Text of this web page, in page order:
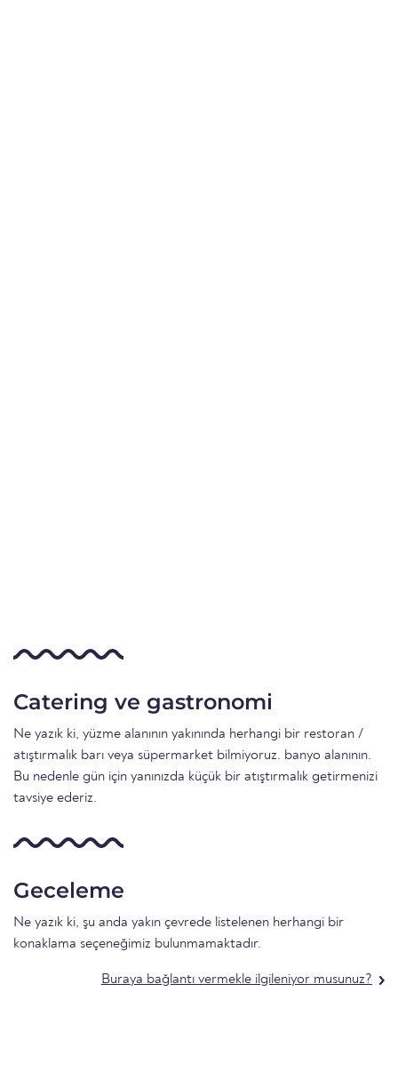
Catering ve gastronomi
Ne yazık ki, yüzme alanının yakınında herhangi bir restoran /
atıştırmalık barı veya süpermarket bilmiyoruz. banyo alanının.
Bu nedenle gün için yanınızda küçük bir atıştırmalık getirmenizi
tavsiye ederiz.
Geceleme
Ne yazık ki, şu anda yakın çevrede listelenen herhangi bir
konaklama seçeneğimiz bulunmamaktadır.
Buraya bağlantı vermekle ilgileniyor musunuz?